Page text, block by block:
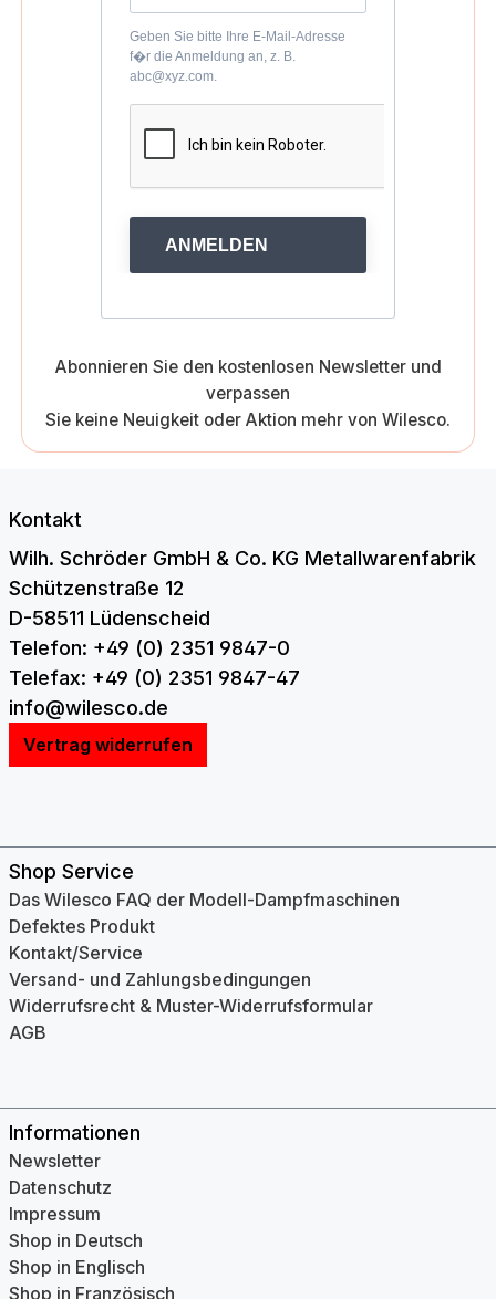
Geben Sie bitte Ihre E-Mail-Adresse
f�r die Anmeldung an, z. B.
abc@xyz.com.
ANMELDEN
Abonnieren Sie den kostenlosen Newsletter und
verpassen
Sie keine Neuigkeit oder Aktion mehr von Wilesco.
Kontakt
Wilh. Schröder GmbH & Co. KG Metallwarenfabrik
Schützenstraße 12
D-58511 Lüdenscheid
Telefon: +49 (0) 2351 9847-0
Telefax: +49 (0) 2351 9847-47
info@wilesco.de
Vertrag widerrufen
Shop Service
Das Wilesco FAQ der Modell-Dampfmaschinen
Defektes Produkt
Kontakt/Service
Versand- und Zahlungsbedingungen
Widerrufsrecht & Muster-Widerrufsformular
AGB
Informationen
Newsletter
Datenschutz
Impressum
Shop in Deutsch
Shop in Englisch
Shop in Französisch